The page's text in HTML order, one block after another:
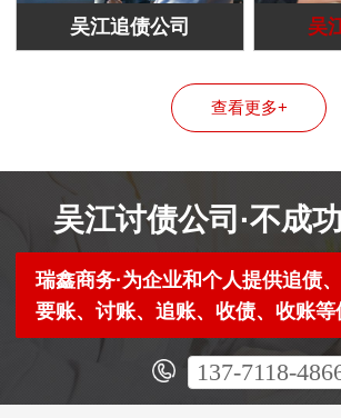
吴江追债公司 吴
查看更多+
吴江讨债公司·不成
瑞鑫商务·为企业和个人提供追债
要账、讨账、追账、收债、收账
137-7118-